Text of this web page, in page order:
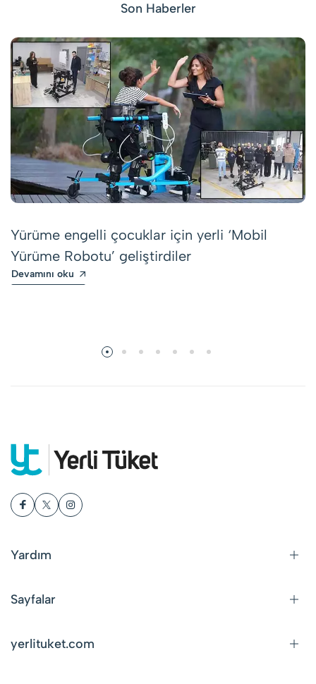
Son Haberler
Yürüme engelli çocuklar için yerli ‘Mobil
Yürüme Robotu’ geliştirdiler
Devamını oku
Yardım
Sayfalar
yerlituket.com